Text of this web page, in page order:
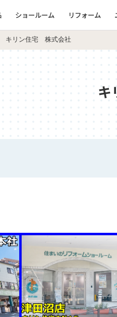
ショールーム リフォーム
リン住宅 株式会社